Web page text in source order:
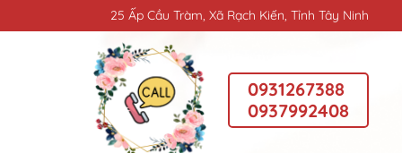
25 Ấp Cầu Tràm, Xã Rạch Kiến, Tỉnh Tây Ninh
0931267388
0937992408